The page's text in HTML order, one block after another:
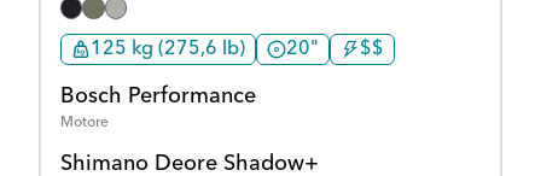
125 kg (275,6 lb) 20" $$
Bosch Performance
Motore
Shimano Deore Shadow+